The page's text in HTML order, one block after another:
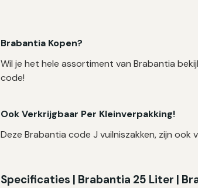
Brabantia Kopen?
Wil je het hele assortiment van Brabantia
code!
Ook Verkrijgbaar Per Kleinverpakking!
Deze Brabantia code J vuilniszakken, zijn ook
Specificaties | Brabantia 25 Liter |